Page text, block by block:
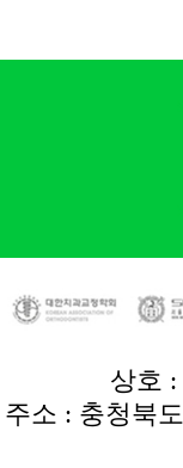
상호
주소 : 충청북